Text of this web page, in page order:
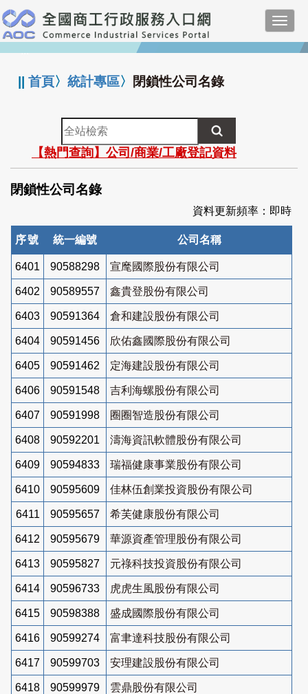
跳
到
主
要
:::
||首頁〉統計專區〉 閉鎖性公司名錄
全
站
檢
索
【熱門查詢】公司/商業/工廠登記資料
閉鎖性公司名錄
資料更新頻率：即時
序號 統一編號 公司名稱
6401 90588298 宣麾國際股份有限公司
6402 90589557 鑫貴登股份有限公司
6403 90591364 倉和建設股份有限公司
6404 90591456 欣佑鑫國際股份有限公司
6405 90591462 定海建設股份有限公司
6406 90591548 吉利海螺股份有限公司
6407 90591998 圈圈智造股份有限公司
6408 90592201 濤海資訊軟體股份有限公司
6409 90594833 瑞福健康事業股份有限公司
6410 90595609 佳林伍創業投資股份有限公司
6411 90595657 希芙健康股份有限公司
6412 90595679 華源資產管理股份有限公司
6413 90595827 元祿科技投資股份有限公司
6414 90596733 虎虎生風股份有限公司
6415 90598388 盛成國際股份有限公司
6416 90599274 富聿達科技股份有限公司
6417 90599703 安理建設股份有限公司
6418 90599979 雲鼎股份有限公司